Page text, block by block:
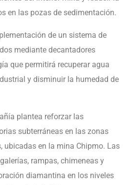
en las pozas de sedimentación.
de un sistema de
mediante decantadores
que permitirá recuperar agua
y disminuir la humedad de
plantea reforzar las
subterráneas en las zonas
ubicadas en la mina Chipmo. Las
rampas, chimeneas y
diamantina en los niveles